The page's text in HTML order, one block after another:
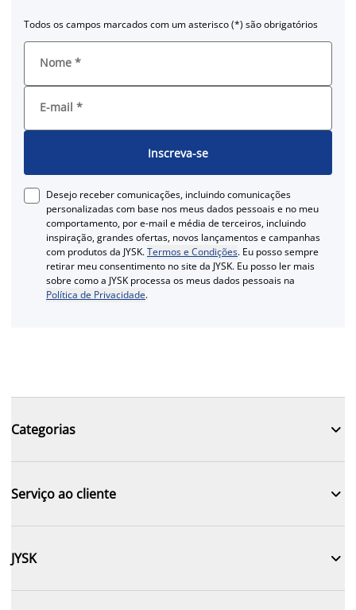
Todos os campos marcados com um asterisco (*) são obrigatórios
Nome *
E-mail *
Inscreva-se
Desejo receber comunicações, incluindo comunicações
personalizadas com base nos meus dados pessoais e no meu
comportamento, por e-mail e média de terceiros, incluindo
inspiração, grandes ofertas, novos lançamentos e campanhas
com produtos da JYSK.Termos e Condições. Eu posso sempre
retirar meu consentimento no site da JYSK. Eu posso ler mais
sobre como a JYSK processa os meus dados pessoais na
Política de Privacidade.
Categorias 
Serviço ao cliente 
JYSK 